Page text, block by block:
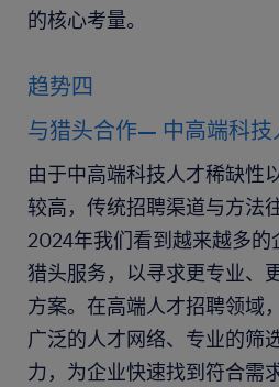
的核心考量。
趋势四
与猎头合作— 中高端科技
由于中高端科技人才稀缺性
较高，传统招聘渠道与方法
2024年我们看到越来越多
猎头服务，以寻求更专业、
方案。在高端人才招聘领域
广泛的人才网络、专业的筛
力，为企业快速找到符合需